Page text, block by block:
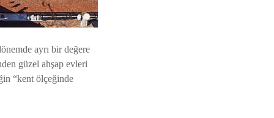
k
k
ı
d
ayrı bir değere
güzel ahşap evleri
“kent ölçeğinde